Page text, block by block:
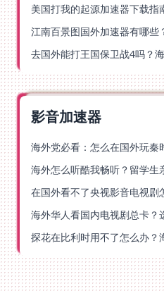
影音加速器